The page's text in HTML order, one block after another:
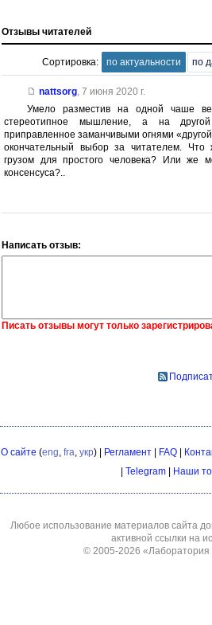
Отзывы читателей
Сортировка: по актуальности по
nattsorg, 7 июня 2020 г.
Умело разместив на одной чаше
стереотипное мышление, а на
приправленное заманчивыми огнями
окончательный выбор за читателем.
грузом для простого человека? Или же
консенсуса?..
Написать отзыв:
Писать отзывы могут только
О сайте (eng fra укр) | Регламент| FAQ|
| Telegram | Наши
Любое использование материалов сайта
активной ссылки на
© 2005-2026 «Лаборатория